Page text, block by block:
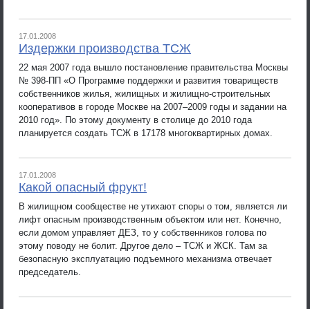
17.01.2008
Издержки производства ТСЖ
22 мая 2007 года вышло постановление правительства Москвы
№ 398-ПП «О Программе поддержки и развития товариществ
собственников жилья, жилищных и жилищно-строительных
кооперативов в городе Москве на 2007–2009 годы и задании на
2010 год». По этому документу в столице до 2010 года
планируется создать ТСЖ в 17178 многоквартирных домах.
17.01.2008
Какой опасный фрукт!
В жилищном сообществе не утихают споры о том, является ли
лифт опасным производственным объектом или нет. Конечно,
если домом управляет ДЕЗ, то у собственников голова по
этому поводу не болит. Другое дело – ТСЖ и ЖСК. Там за
безопасную эксплуатацию подъемного механизма отвечает
председатель.